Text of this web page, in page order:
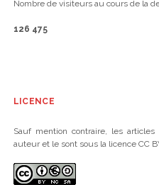
Nombre de visiteurs au cours de la
126 475
LICENCE
Sauf mention contraire, les
auteur et le sont sous la licence CC